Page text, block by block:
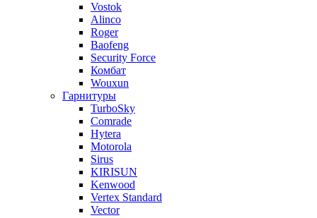
Vostok
Alinco
Roger
Baofeng
Security Force
Комбат
Wouxun
Гарнитуры
TurboSky
Comrade
Hytera
Motorola
Sirus
KIRISUN
Kenwood
Vertex Standard
Vector